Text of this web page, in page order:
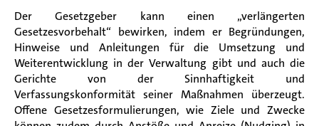
Der Gesetzgeber kann einen „verlängerten
Gesetzesvorbehalt“ bewirken, indem er Begründungen,
Hinweise und Anleitungen für die Umsetzung und
Weiterentwicklung in der Verwaltung gibt und auch die
Gerichte von der Sinnhaftigkeit und
Verfassungskonformität seiner Maßnahmen überzeugt.
Offene Gesetzesformulierungen, wie Ziele und Zwecke